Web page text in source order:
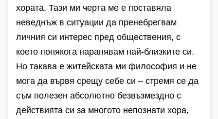
хората. Тази ми черта ме е поставяла
неведнъж в ситуации да пренебрегвам
личния си интерес пред обществения, с
което понякога наранявам най-близките си.
Но такава е житейската ми философия и не
мога да вървя срещу себе си – стремя се да
съм полезен абсолютно безвъзмездно с
действията си за многото непознати хора,